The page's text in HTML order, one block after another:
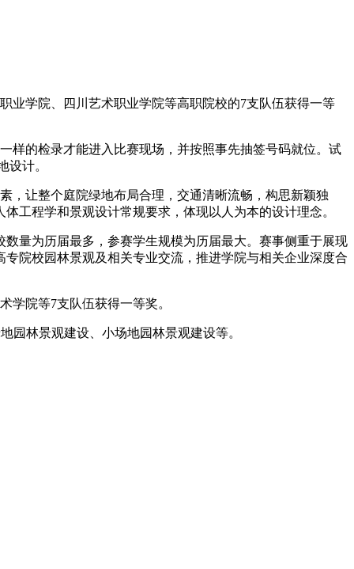
学院、四川艺术职业学院等高职院校的7支队伍获得一等
的检录才能进入比赛现场，并按照事先抽签号码就位。试
设计。
让整个庭院绿地布局合理，交通清晰流畅，构思新颖独
工程学和景观设计常规要求，体现以人为本的设计理念。
量为历届最多，参赛学生规模为历届最大。赛事侧重于展现
院校园林景观及相关专业交流，推进学院与相关企业深度合
院等7支队伍获得一等奖。
园林景观建设、小场地园林景观建设等。